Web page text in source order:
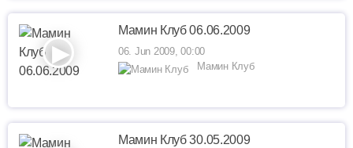
Мамин Клуб 06.06.2009
06. Jun 2009, 00:00
Мамин Клуб
Мамин Клуб 30.05.2009